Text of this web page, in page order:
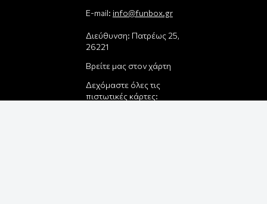
E-mail: info@funbox.gr
Διεύθυνση: Πατρέως 25,
26221
Βρείτε μας στον χάρτη
Δεχόμαστε όλες τις
πιστωτικές κάρτες: